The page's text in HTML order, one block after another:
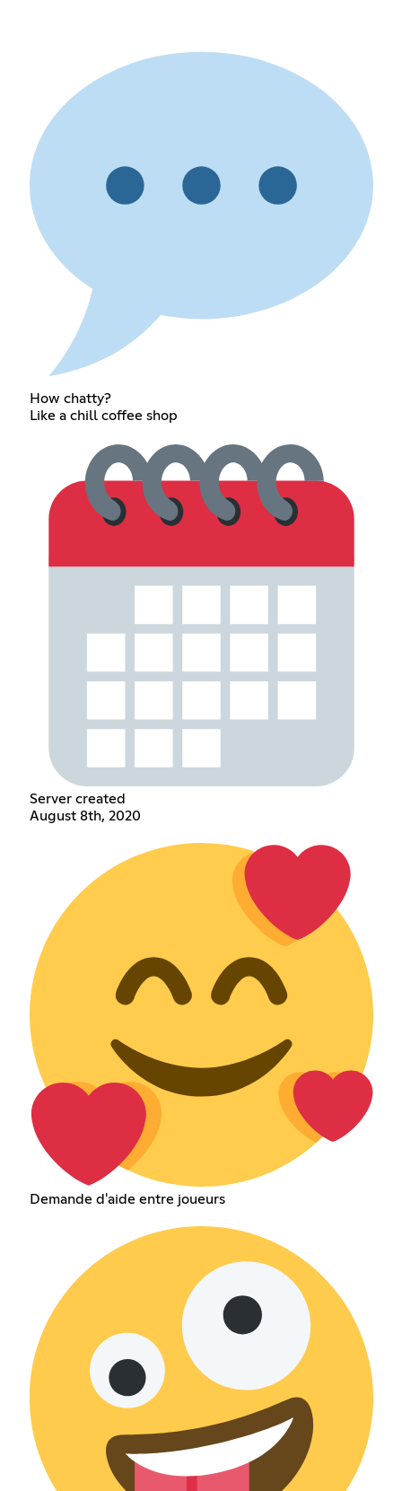
How chatty?
Like a chill coffee shop
Server created
August 8th, 2020
Demande d'aide entre joueurs